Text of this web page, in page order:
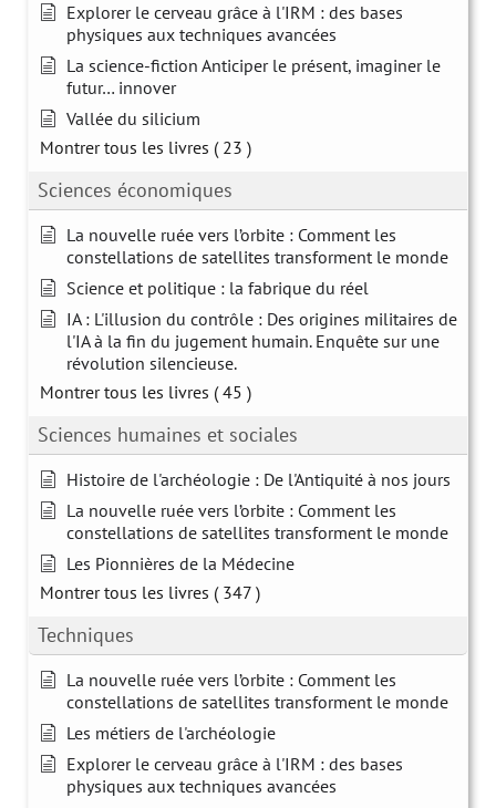
Explorer le cerveau grâce à l'IRM : des bases
physiques aux techniques avancées
La science-fiction Anticiper le présent, imaginer le
futur… innover
Vallée du silicium
Montrer tous les livres ( 23 )
Sciences économiques
La nouvelle ruée vers l’orbite : Comment les
constellations de satellites transforment le monde
Science et politique : la fabrique du réel
IA : L'illusion du contrôle : Des origines militaires de
l'IA à la fin du jugement humain. Enquête sur une
révolution silencieuse.
Montrer tous les livres ( 45 )
Sciences humaines et sociales
Histoire de l'archéologie : De l'Antiquité à nos jours
La nouvelle ruée vers l’orbite : Comment les
constellations de satellites transforment le monde
Les Pionnières de la Médecine
Montrer tous les livres ( 347 )
Techniques
La nouvelle ruée vers l’orbite : Comment les
constellations de satellites transforment le monde
Les métiers de l'archéologie
Explorer le cerveau grâce à l'IRM : des bases
physiques aux techniques avancées